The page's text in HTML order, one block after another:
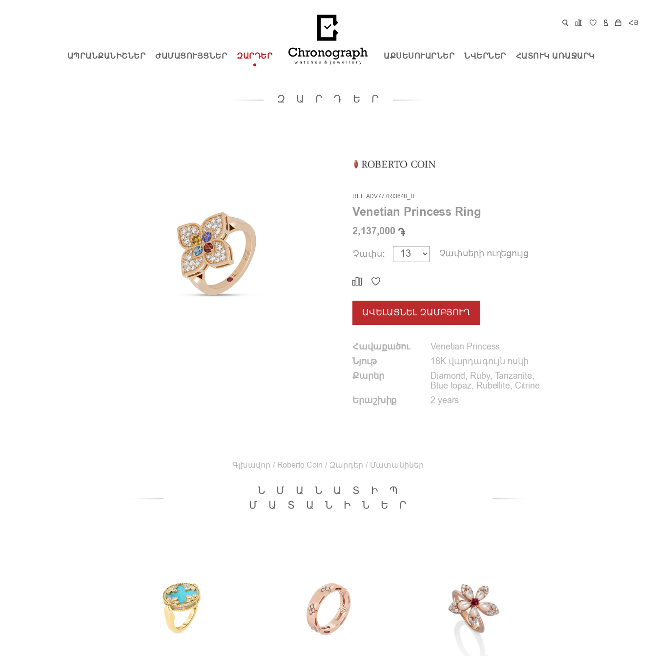
ՀՅ
ԱՊՐԱՆՔԱՆԻՇՆԵՐ ԺԱՄԱՑՈՒՅՑՆԵՐ ԶԱՐԴԵՐ ԱՔՍԵՍՈՒԱՐՆԵՐ ՆՎԵՐՆԵՐ ՀԱՏՈՒԿ ԱՌԱՋԱՐԿ
ԶԱՐԴԵՐ
REF. ADV777RI3648_R
Venetian Princess Ring
2,137,000
Չափս: Չափսերի ուղեցույց
ԱՎԵԼԱՑՆԵԼ ԶԱՄԲՅՈՒՂ
Հավաքածու
Venetian Princess
Նյութ
18K վարդագույն ոսկի
Քարեր
Diamond, Ruby, Tanzanite,
Blue topaz, Rubellite, Citrine
Երաշխիք
2 years
Գլխավոր / Roberto Coin / Զարդեր / Մատանիներ
ՆՄԱՆԱՏԻՊ
ՄԱՏԱՆԻՆԵՐ